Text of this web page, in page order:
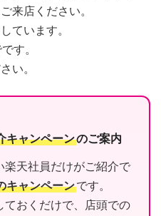
来店ください。
ています。
す。
い。
キャンペーンのご案内
天社員だけがご紹介で
キャンペーンです。
ておくだけで、店頭での